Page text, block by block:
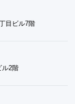
目ビル7階
ル2階